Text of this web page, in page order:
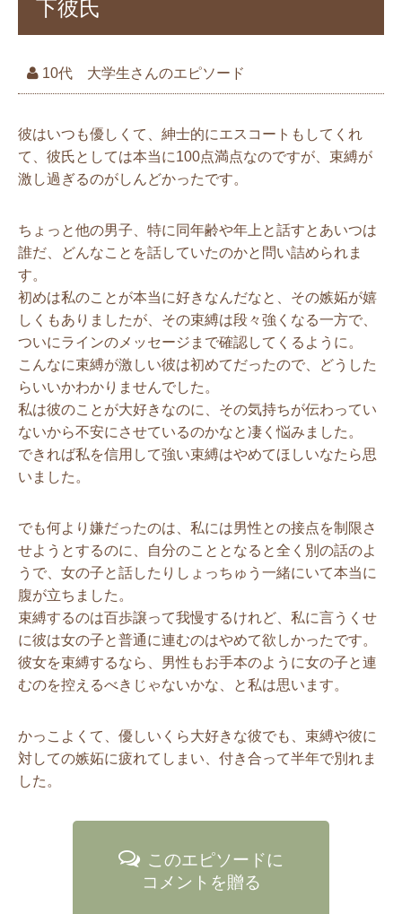
下彼氏
10代 大学生さんのエピソード
彼はいつも優しくて、紳士的にエスコートもしてくれ
て、彼氏としては本当に100点満点なのですが、束縛が
激し過ぎるのがしんどかったです。
ちょっと他の男子、特に同年齢や年上と話すとあいつは
誰だ、どんなことを話していたのかと問い詰められま
す。
初めは私のことが本当に好きなんだなと、その嫉妬が嬉
しくもありましたが、その束縛は段々強くなる一方で、
ついにラインのメッセージまで確認してくるように。
こんなに束縛が激しい彼は初めてだったので、どうした
らいいかわかりませんでした。
私は彼のことが大好きなのに、その気持ちが伝わってい
ないから不安にさせているのかなと凄く悩みました。
できれば私を信用して強い束縛はやめてほしいなたら思
いました。
でも何より嫌だったのは、私には男性との接点を制限さ
せようとするのに、自分のこととなると全く別の話のよ
うで、女の子と話したりしょっちゅう一緒にいて本当に
腹が立ちました。
束縛するのは百歩譲って我慢するけれど、私に言うくせ
に彼は女の子と普通に連むのはやめて欲しかったです。
彼女を束縛するなら、男性もお手本のように女の子と連
むのを控えるべきじゃないかな、と私は思います。
かっこよくて、優しいくら大好きな彼でも、束縛や彼に
対しての嫉妬に疲れてしまい、付き合って半年で別れま
した。
このエピソードに
コメントを贈る